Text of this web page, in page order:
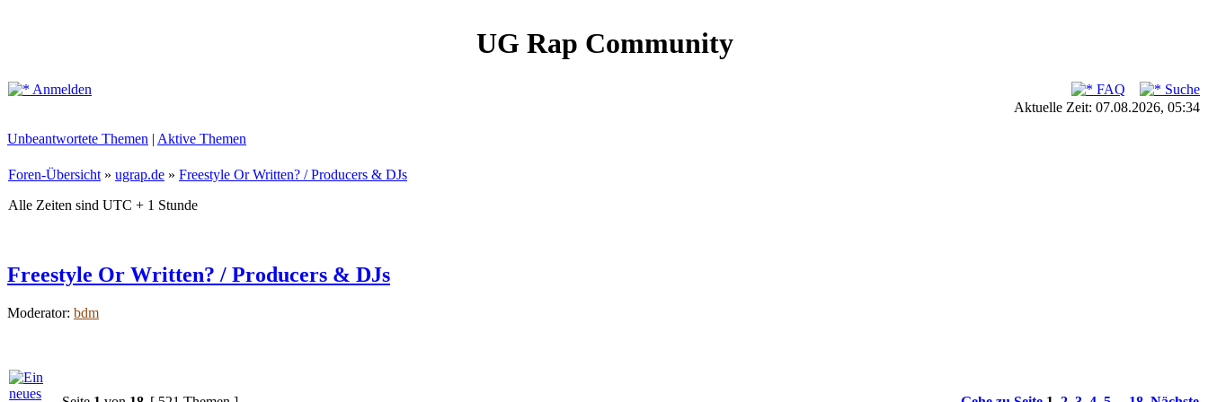
UG Rap Community
Anmelden FAQ
Suche
Aktuelle Zeit: 07.08.2026, 05:34
Unbeantwortete Themen | Aktive Themen
Foren-Übersicht » ugrap.de » Freestyle Or Written? / Producers & DJs
Alle Zeiten sind UTC + 1 Stunde
Freestyle Or Written? / Producers & DJs
Moderator: bdm